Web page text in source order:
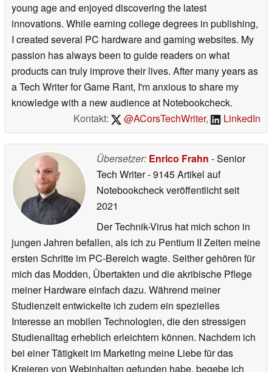
young age and enjoyed discovering the latest
innovations. While earning college degrees in publishing,
I created several PC hardware and gaming websites. My
passion has always been to guide readers on what
products can truly improve their lives. After many years as
a Tech Writer for Game Rant, I'm anxious to share my
knowledge with a new audience at Notebookcheck.
Kontakt:
@ACorsTechWriter, LinkedIn
Übersetzer: Enrico Frahn - Senior
Tech Writer- 9145 Artikel auf
Notebookcheck veröffentlichtseit
2021
Der Technik-Virus hat mich schon in
jungen Jahren befallen, als ich zu Pentium II Zeiten meine
ersten Schritte im PC-Bereich wagte. Seither gehören für
mich das Modden, Übertakten und die akribische Pflege
meiner Hardware einfach dazu. Während meiner
Studienzeit entwickelte ich zudem ein spezielles
Interesse an mobilen Technologien, die den stressigen
Studienalltag erheblich erleichtern können. Nachdem ich
bei einer Tätigkeit im Marketing meine Liebe für das
Kreieren von Webinhalten gefunden habe, begebe ich